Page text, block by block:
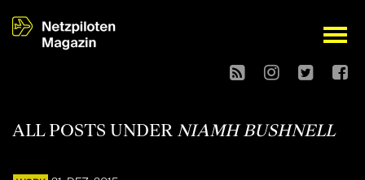
open
ALL POSTS UNDER NIAMH BUSHNELL